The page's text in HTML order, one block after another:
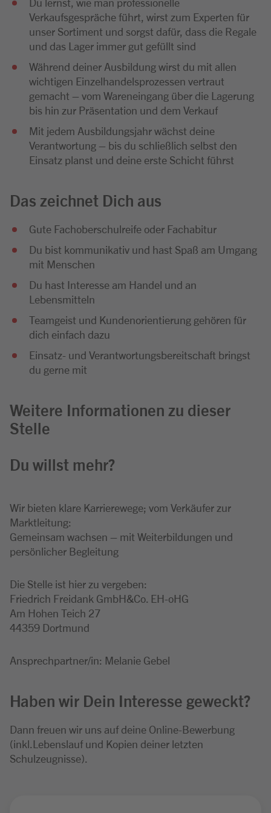
Verkaufsgespräche führt, wirst zum Experten für
unser Sortiment und sorgst dafür, dass die Regale
und das Lager immer gut gefüllt sind
Während deiner Ausbildung wirst du mit allen
wichtigen Einzelhandelsprozessen vertraut
gemacht – vom Wareneingang über die Lagerung
bis hin zur Präsentation und dem Verkauf
Mit jedem Ausbildungsjahr wächst deine
Verantwortung – bis du schließlich selbst den
Einsatz planst und deine erste Schicht führst
Das zeichnet Dich aus
Gute Fachoberschulreife oder Fachabitur
Du bist kommunikativ und hast Spaß am Umgang
mit Menschen
Du hast Interesse am Handel und an
Lebensmitteln
Teamgeist und Kundenorientierung gehören für
dich einfach dazu
Einsatz- und Verantwortungsbereitschaft bringst
du gerne mit
Weitere Informationen zu dieser
Stelle
Du willst mehr?
Wir bieten klare Karrierewege; vom Verkäufer zur
Marktleitung:
Gemeinsam wachsen – mit Weiterbildungen und
persönlicher Begleitung
Die Stelle ist hier zu vergeben:
Friedrich Freidank GmbH&Co. EH-oHG
Am Hohen Teich 27
44359 Dortmund
Ansprechpartner/in: Melanie Gebel
Haben wir Dein Interesse geweckt?
Dann freuen wir uns auf deine Online-Bewerbung
(inkl.Lebenslauf und Kopien deiner letzten
Schulzeugnisse).